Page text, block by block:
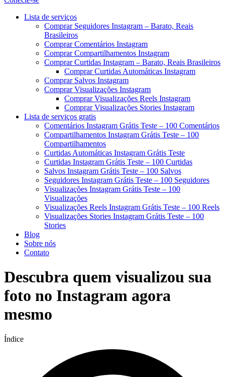
Menu
Lista de serviços
Comprar Seguidores Instagram – Barato, Reais
Brasileiros
Comprar Comentários Instagram
Comprar Compartilhamentos Instagram
Comprar Curtidas Instagram – Barato, Reais Brasileiros
Comprar Curtidas Automáticas Instagram
Comprar Salvos Instagram
Comprar Visualizações Instagram
Comprar Visualizações Reels Instagram
Comprar Visualizações Stories Instagram
Lista de serviços gratis
Comentários Instagram Grátis Teste – 100 Comentários
Compartilhamentos Instagram Grátis Teste – 100
Compartilhamentos
Curtidas Automáticas Instagram Grátis Teste
Curtidas Instagram Grátis Teste – 100 Curtidas
Salvos Instagram Grátis Teste – 100 Salvos
Seguidores Instagram Grátis Teste – 100 Seguidores
Visualizações Instagram Grátis Teste – 100
Visualizações
Visualizações Reels Instagram Grátis Teste – 100 Reels
Visualizações Stories Instagram Grátis Teste – 100
Stories
Blog
Sobre nós
Contato
Descubra quem visualizou sua
foto no Instagram agora
mesmo
Índice